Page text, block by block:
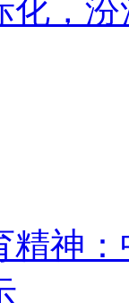
化，
神：